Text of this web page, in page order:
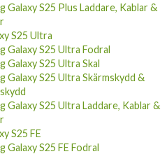
Galaxy S25 Plus Laddare, Kablar &
S25 Ultra
Galaxy S25 Ultra Fodral
Galaxy S25 Ultra Skal
Galaxy S25 Ultra Skärmskydd &
Galaxy S25 Ultra Laddare, Kablar &
S25 FE
Galaxy S25 FE Fodral